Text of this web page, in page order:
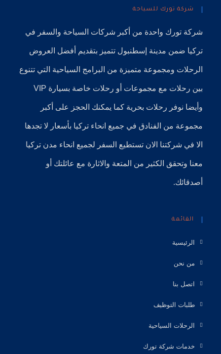
شركة تورك للسياحة
شركة توركواحدة من أكبر شركات السياحةوالسفر في
تركياضمن مدينة إسطنبولتتميز بتقديم أفضل العروض
الرحلات ومجموعة متميزة من البرامج السياحية التي تتنوع
بين رحلات مع مجموعات أو رحلات خاصة بسيارة VIP
وأيضا نوفر رحلات بحريةكما يمكنك الحجز على أكبر
مجموعة من الفنادق في جميع انحاء تركيا بأسعار لا تجدها
الا في شركتنا الان تستطيع السفر لجميع انحاء مدن تركيا
معنا وتحقق الكثير من المتعة والاثارة مع عائلتك أو
أصدقائك.
القائمة
الرئيسية
من نحن
اتصل بنا
طلبات التوظيف
الرحلات السياحية
خدمات شركة تورك